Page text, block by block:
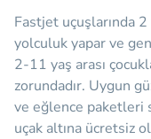
Fastjet uçuşlarında
yolculuk yapar ve
2-11 yaş arası
zorundadır. Uygun
ve eğlence paketleri
uçak altına ücretsiz